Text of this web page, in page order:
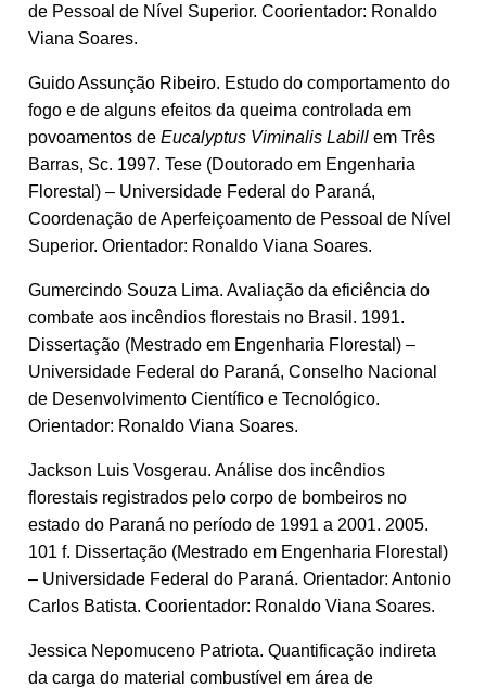
de Pessoal de Nível Superior. Coorientador: Ronaldo
Viana Soares.
Guido Assunção Ribeiro. Estudo do comportamento do
fogo e de alguns efeitos da queima controlada em
povoamentos de Eucalyptus Viminalis Labill em Três
Barras, Sc. 1997. Tese (Doutorado em Engenharia
Florestal) – Universidade Federal do Paraná,
Coordenação de Aperfeiçoamento de Pessoal de Nível
Superior. Orientador: Ronaldo Viana Soares.
Gumercindo Souza Lima. Avaliação da eficiência do
combate aos incêndios florestais no Brasil. 1991.
Dissertação (Mestrado em Engenharia Florestal) –
Universidade Federal do Paraná, Conselho Nacional
de Desenvolvimento Científico e Tecnológico.
Orientador: Ronaldo Viana Soares.
Jackson Luis Vosgerau. Análise dos incêndios
florestais registrados pelo corpo de bombeiros no
estado do Paraná no período de 1991 a 2001. 2005.
101 f. Dissertação (Mestrado em Engenharia Florestal)
– Universidade Federal do Paraná. Orientador: Antonio
Carlos Batista. Coorientador: Ronaldo Viana Soares.
Jessica Nepomuceno Patriota. Quantificação indireta
da carga do material combustível em área de